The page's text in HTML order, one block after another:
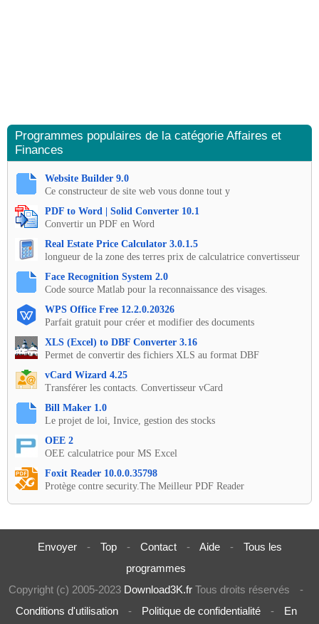
Programmes populaires de la catégorie Affaires et
Finances
Website Builder 9.0
Ce constructeur de site web vous donne tout y
PDF to Word | Solid Converter 10.1
Convertir un PDF en Word
Real Estate Price Calculator 3.0.1.5
longueur de la zone des terres prix de calculatrice convertisseur
Face Recognition System 2.0
Code source Matlab pour la reconnaissance des visages.
WPS Office Free 12.2.0.20326
Parfait gratuit pour créer et modifier des documents
XLS (Excel) to DBF Converter 3.16
Permet de convertir des fichiers XLS au format DBF
vCard Wizard 4.25
Transférer les contacts. Convertisseur vCard
Bill Maker 1.0
Le projet de loi, Invice, gestion des stocks
OEE 2
OEE calculatrice pour MS Excel
Foxit Reader 10.0.0.35798
Protège contre security.The Meilleur PDF Reader
Envoyer - Top - Contact - Aide -
Tous les
programmes
Copyright (c) 2005-2023 Download3K.fr Tous droits réservés
-
Conditions d'utilisation
- Politique de confidentialité - En